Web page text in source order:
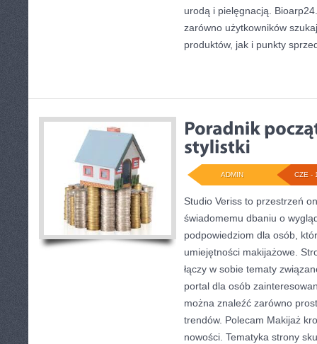
urodą i pielęgnacją.
zarówno użytkowników
produktów, jak i punkty
CZE -
ADMIN
Studio Veriss to przestrzeń
świadomemu dbaniu o
podpowiedziom dla osób,
umiejętności makijażowe.
łączy w sobie tematy
portal dla osób
można znaleźć zarówno
trendów. Polecam Makijaż
nowości. Tematyka strony